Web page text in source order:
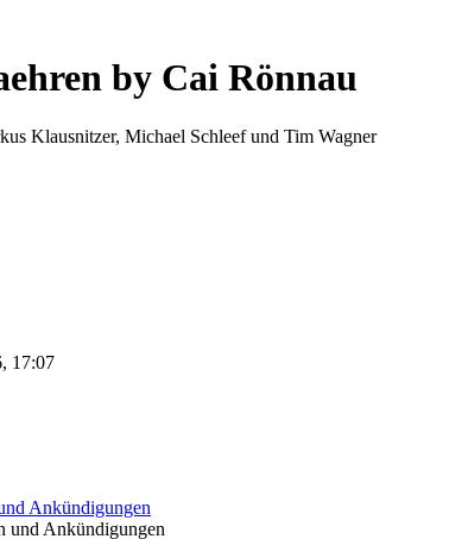
by Cai Rönnau
Klausnitzer, Michael Schleef und Tim Wagner
17:07
Ankündigungen
und Ankündigungen